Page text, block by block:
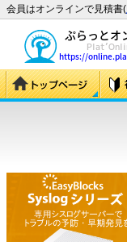
会員はオンラインで見積書(